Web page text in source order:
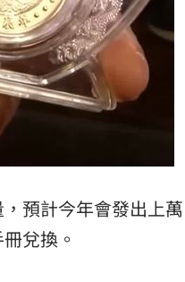
預計今年會發出上萬
兌換。